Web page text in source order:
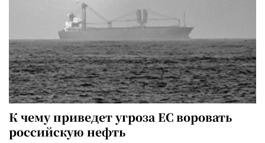
К чему приведет угроза ЕС воровать
российскую нефть